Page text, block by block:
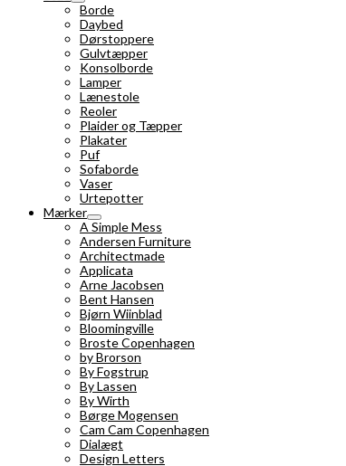
Borde
Daybed
Dørstoppere
Gulvtæpper
Konsolborde
Lamper
Lænestole
Reoler
Plaider og Tæpper
Plakater
Puf
Sofaborde
Vaser
Urtepotter
Mærker
A Simple Mess
Andersen Furniture
Architectmade
Applicata
Arne Jacobsen
Bent Hansen
Bjørn Wiinblad
Bloomingville
Broste Copenhagen
by Brorson
By Fogstrup
By Lassen
By Wirth
Børge Mogensen
Cam Cam Copenhagen
Dialægt
Design Letters